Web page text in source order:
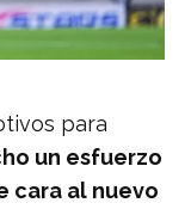
para
un esfuerzo
cara al nuevo